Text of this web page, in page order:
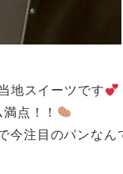
地スイーツです
点！！
今注目のパンなん